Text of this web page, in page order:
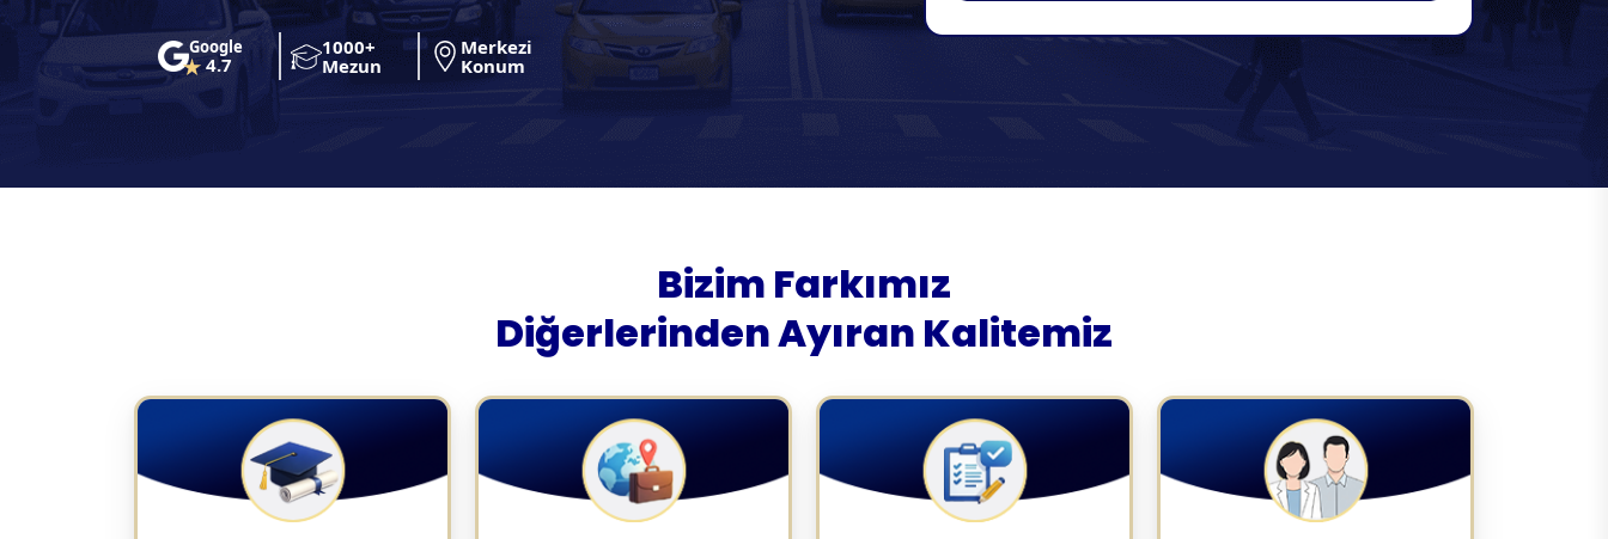
Google
4.7
1000+
Mezun
Merkezi
Konum
Bizim Farkımız
Diğerlerinden Ayıran Kalitemiz